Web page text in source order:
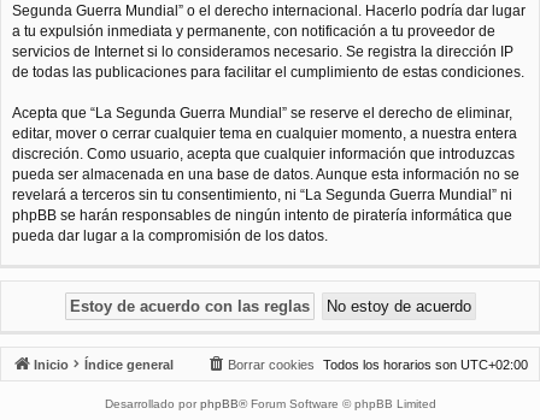
Segunda Guerra Mundial” o el derecho internacional. Hacerlo podría dar lugar
a tu expulsión inmediata y permanente, con notificación a tu proveedor de
servicios de Internet si lo consideramos necesario. Se registra la dirección IP
de todas las publicaciones para facilitar el cumplimiento de estas condiciones.
Acepta que “La Segunda Guerra Mundial” se reserve el derecho de eliminar,
editar, mover o cerrar cualquier tema en cualquier momento, a nuestra entera
discreción. Como usuario, acepta que cualquier información que introduzcas
pueda ser almacenada en una base de datos. Aunque esta información no se
revelará a terceros sin tu consentimiento, ni “La Segunda Guerra Mundial” ni
phpBB se harán responsables de ningún intento de piratería informática que
pueda dar lugar a la compromisión de los datos.
Inicio Índice general Todos los horarios son UTC+02:00
Borrar cookies
Desarrollado por phpBB® Forum Software © phpBB Limited